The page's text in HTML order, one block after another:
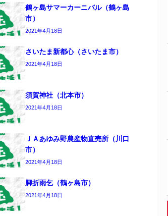
鶴ヶ島サマーカーニバル（鶴ヶ島
市）
2021年4月18日
さいたま新都心（さいたま市）
2021年4月18日
須賀神社（北本市）
2021年4月18日
ＪＡあゆみ野農産物直売所（川口
市）
2021年4月18日
脚折雨乞（鶴ヶ島市）
2021年4月18日